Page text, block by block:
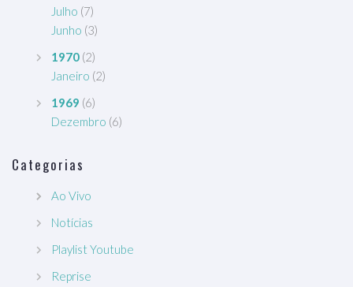
Julho (7)
Junho (3)
1970 (2)
Janeiro (2)
1969 (6)
Dezembro (6)
Categorias
Ao Vivo
Notícias
Playlist Youtube
Reprise